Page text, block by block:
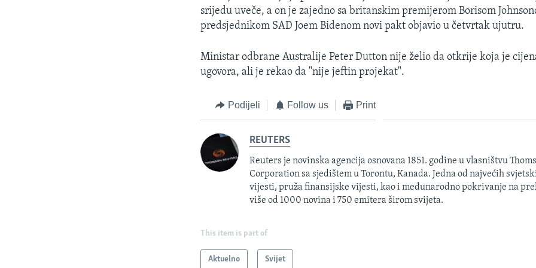
srijedu uveče, a on je zajedno sa britanskim premijerom Borisom
predsjednikom SAD Joem Bidenom novi pakt objavio u četvrtak ujutru.
Ministar odbrane Australije Peter Dutton​ nije želio da otkrije koja je
ugovora, ali je rekao da "nije jeftin projekat".
Podijeli Follow us Print
REUTERS
Reuters je novinska agencija osnovana 1851. godine u vlasništvu
Corporation sa sjedištem u Torontu, Kanada. Jedna od najvećih
vijesti, pruža finansijske vijesti, kao i međunarodno pokrivanje na
više od 1000 novina i 750 emitera širom svijeta.
This item is part of
Aktuelno Svijet